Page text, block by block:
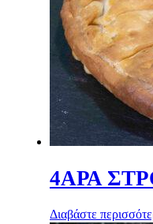
4ΑΡΑ
Διαβάστε